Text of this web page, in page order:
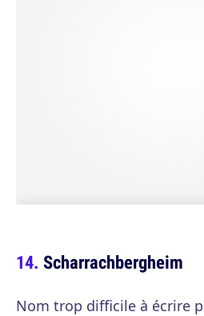
Scharrachbergheim
Nom trop difficile à écrire